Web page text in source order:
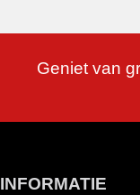
Geniet van
INFORMATIE